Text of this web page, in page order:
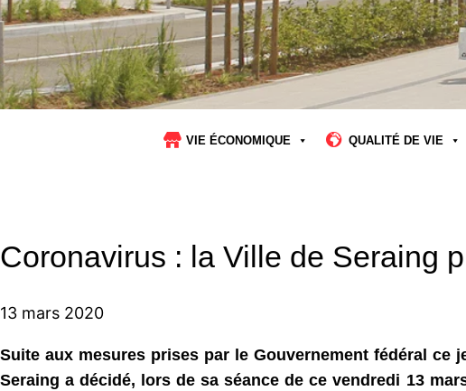
VIE ÉCONOMIQUE QUALITÉ DE VIE
Coronavirus : la Ville de Seraing
13 mars 2020
Suite aux mesures prises par le Gouvernement fédéral ce
Seraing a décidé, lors de sa séance de ce vendredi 13